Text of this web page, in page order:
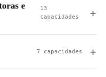
e
13
capacidades
7 capacidades